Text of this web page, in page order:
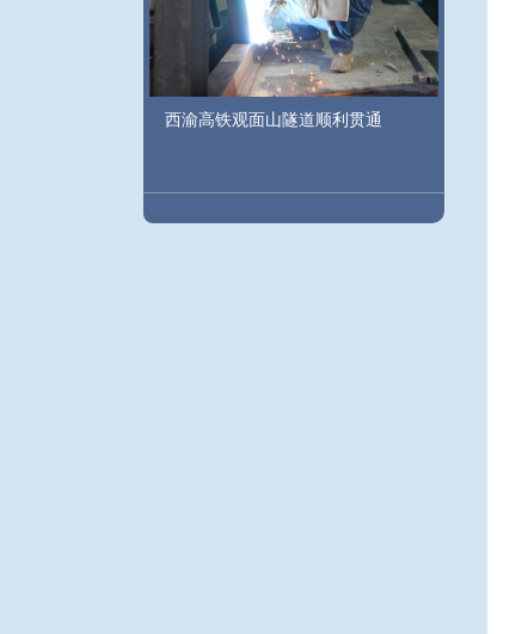
西渝高铁观面山隧道顺利贯通